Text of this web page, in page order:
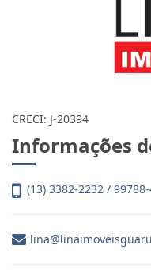
CRECI: J-20394
Informações
(13) 3382-2232 /